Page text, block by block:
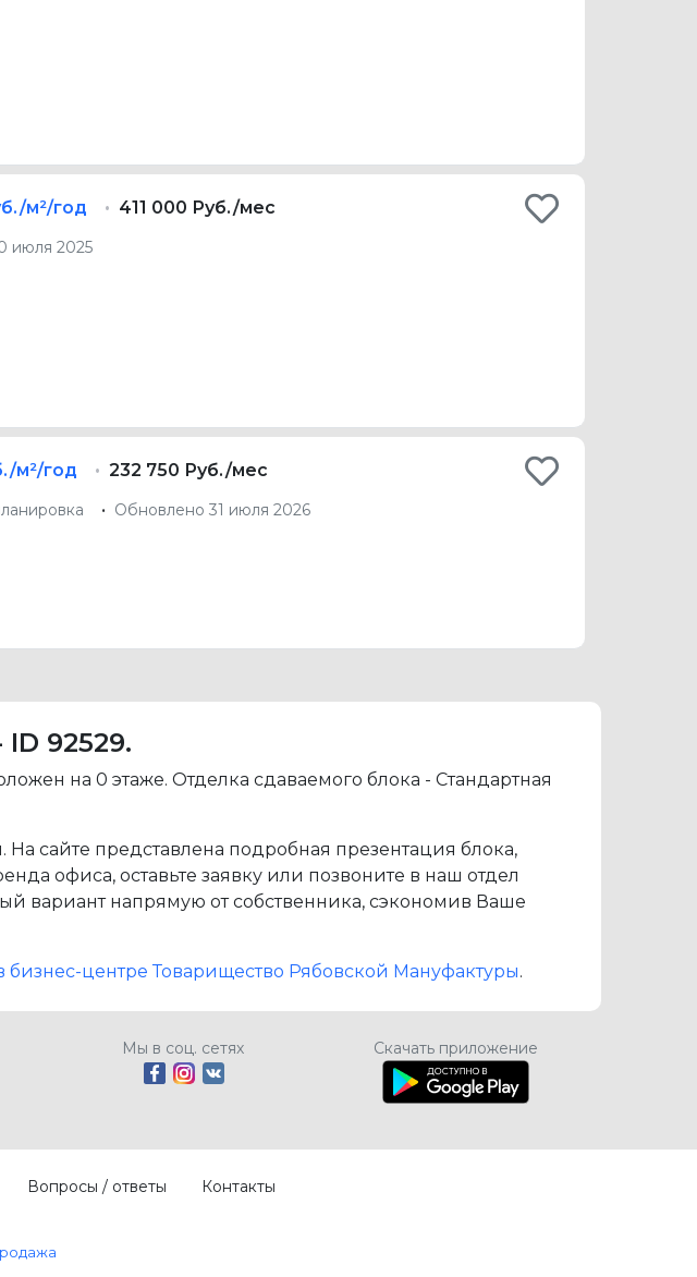
м²/год 411 000 Руб./мес
июля 2025
м²/год 232 750 Руб./мес
Обновлено 31 июля 2026
92529.
на 0 этаже. Отделка сдаваемого блока - Стандартная
сайте представлена подробная презентация блока,
офиса, оставьте заявку или позвоните в наш отдел
вариант напрямую от собственника, сэкономив Ваше
бизнес-центре Товарищество Рябовской Мануфактуры.
Мы в соц. сетях Скачать приложение
Вопросы / ответы Контакты